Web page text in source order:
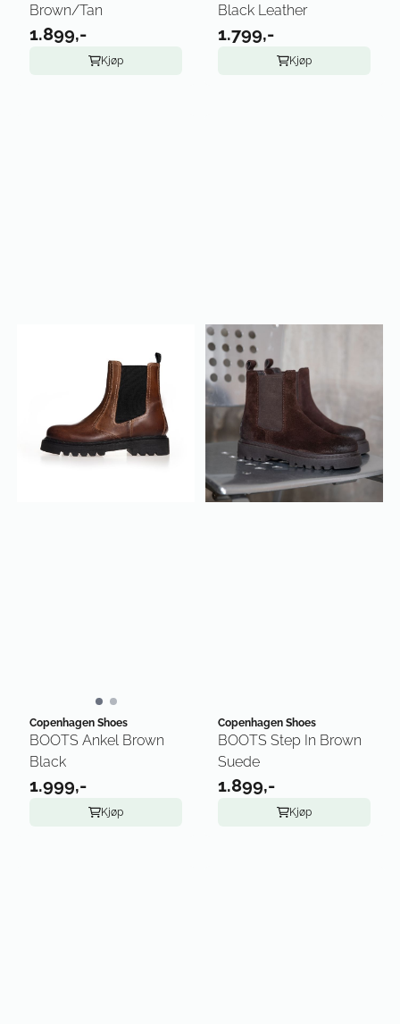
Brown/Tan
1.899,-
Kjøp
Black Leather
1.799,-
Kjøp
Copenhagen Shoes
BOOTS Ankel Brown
Black
1.999,-
Kjøp
Copenhagen Shoes
BOOTS Step In Brown
Suede
1.899,-
Kjøp